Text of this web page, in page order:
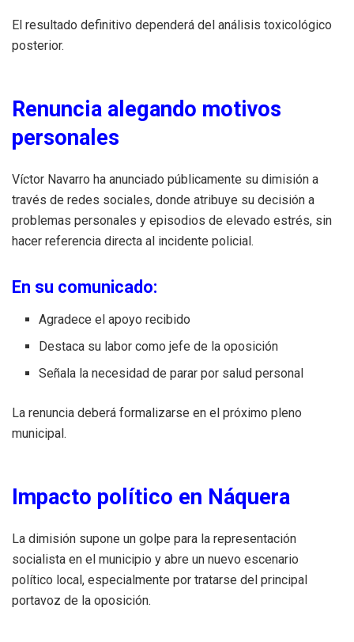
El resultado definitivo dependerá del análisis toxicológico
posterior.
Renuncia alegando motivos
personales
Víctor Navarro ha anunciado públicamente su dimisión a
través de redes sociales, donde atribuye su decisión a
problemas personales y episodios de elevado estrés, sin
hacer referencia directa al incidente policial.
En su comunicado:
Agradece el apoyo recibido
Destaca su labor como jefe de la oposición
Señala la necesidad de parar por salud personal
La renuncia deberá formalizarse en el próximo pleno
municipal.
Impacto político en Náquera
La dimisión supone un golpe para la representación
socialista en el municipio y abre un nuevo escenario
político local, especialmente por tratarse del principal
portavoz de la oposición.